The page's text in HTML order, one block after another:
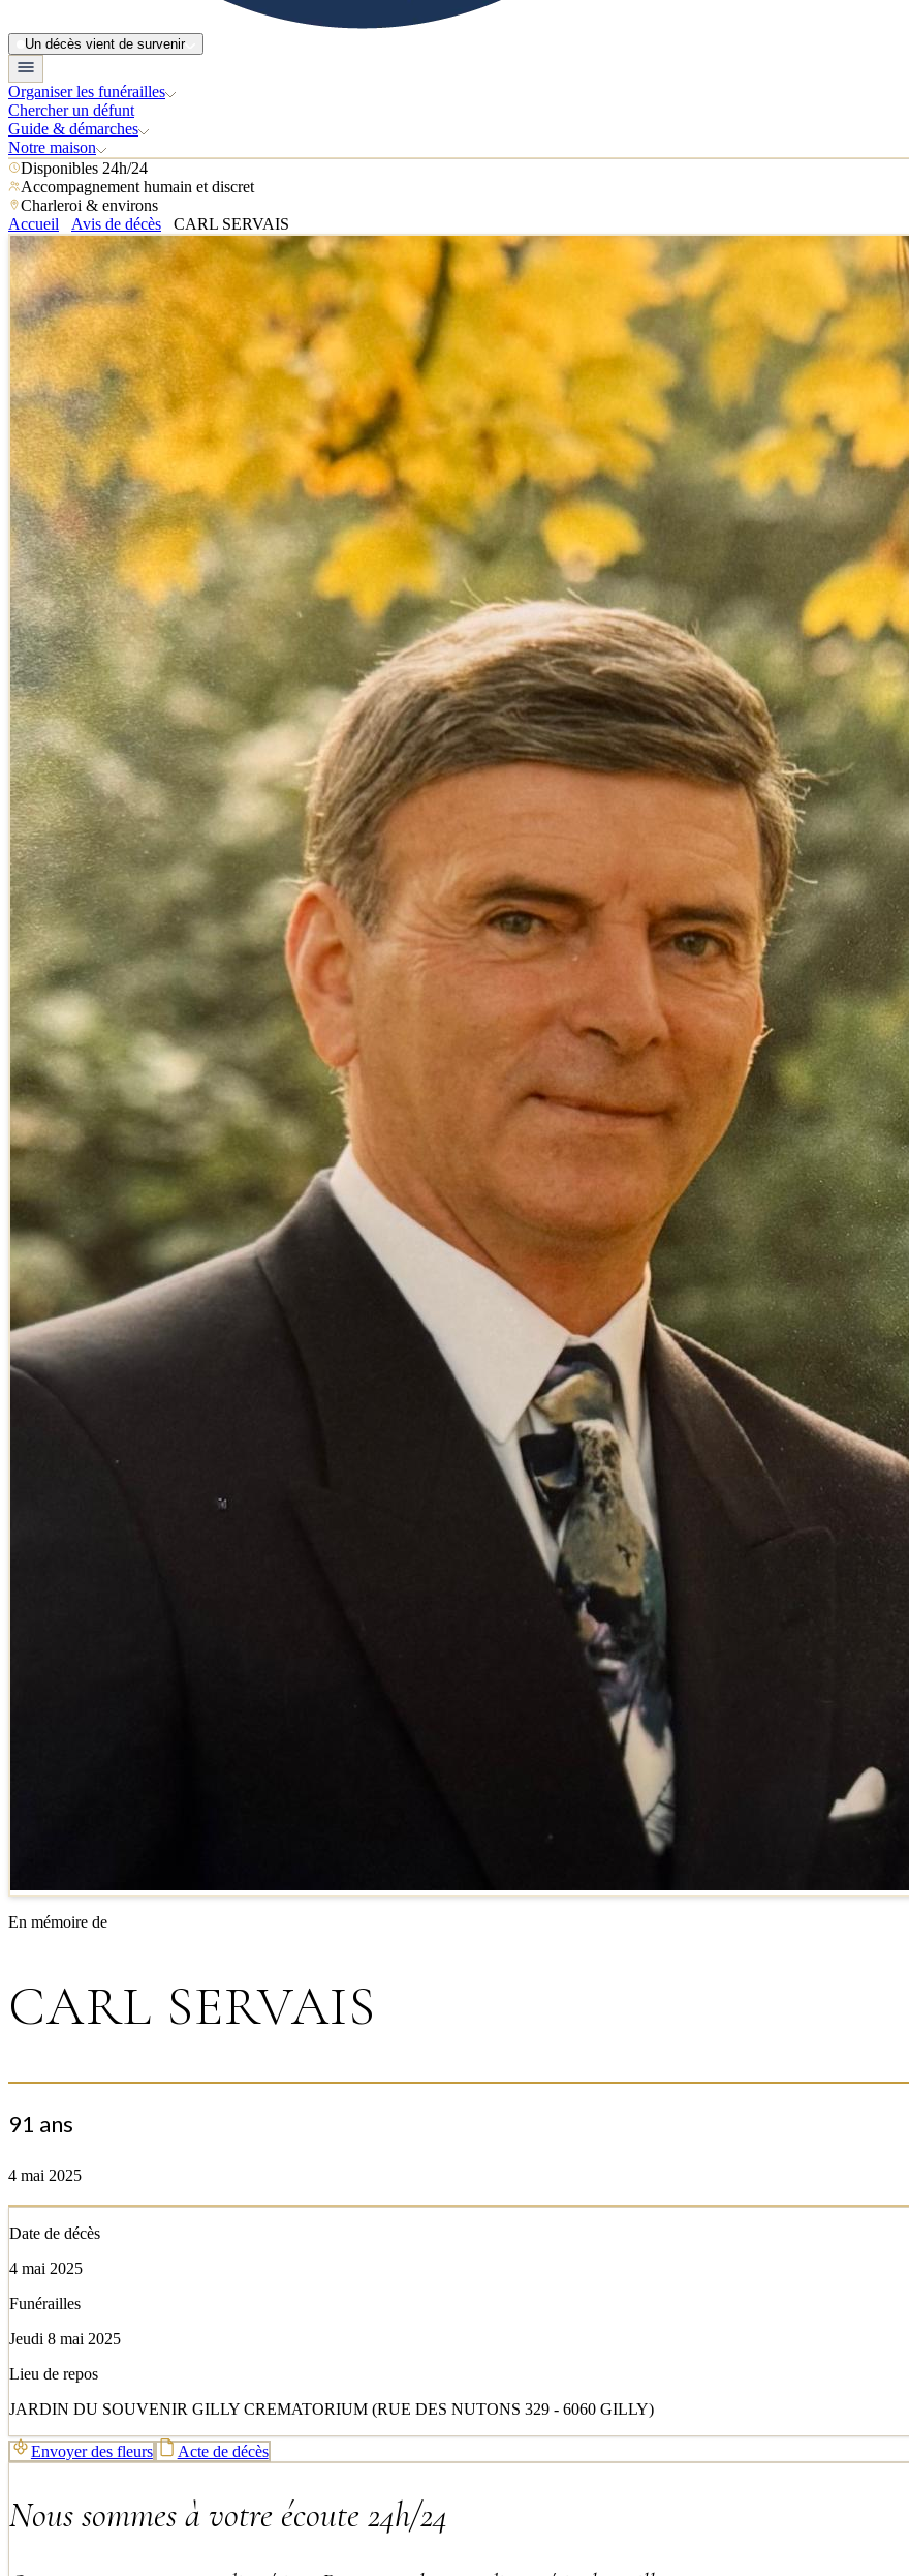
Un décès vient de survenir
Organiser les funérailles
Chercher un défunt
Guide & démarches
Notre maison
Disponibles 24h/24
Accompagnement humain et discret
Charleroi & environs
Accueil
Avis de décès CARL SERVAIS
En mémoire de
CARL SERVAIS
91 ans
4 mai 2025
Date de décès
4 mai 2025
Funérailles
Jeudi 8 mai 2025
Lieu de repos
JARDIN DU SOUVENIR GILLY CREMATORIUM (RUE DES NUTONS 329 - 6060 GILLY)
Envoyer des fleurs Acte de décès
Nous sommes à votre écoute 24h/24